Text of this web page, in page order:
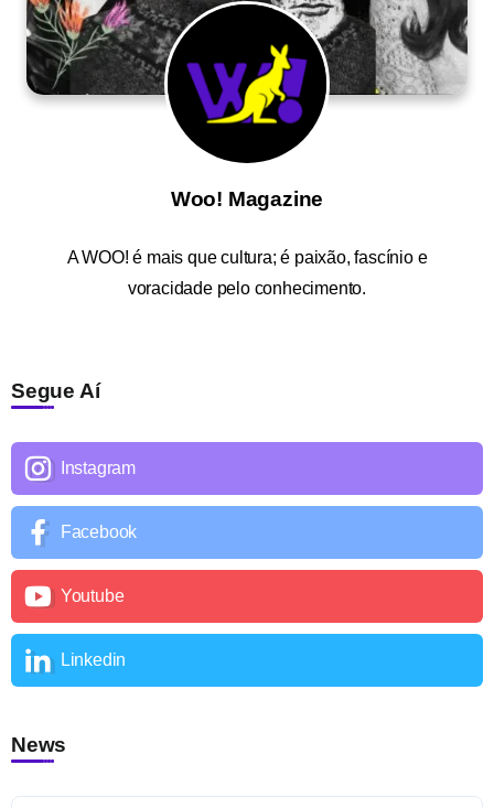
Woo! Magazine
AWOO! é mais que cultura; é paixão, fascínio e
voracidade pelo conhecimento.
Segue Aí
Instagram
Facebook
Youtube
Linkedin
News